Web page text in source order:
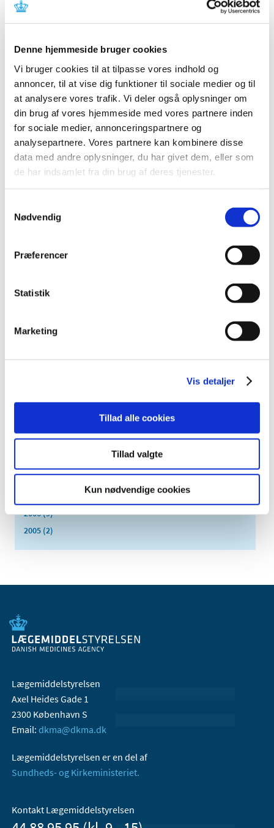
Denne hjemmeside bruger cookies
Vi bruger cookies til at tilpasse vores indhold og
annoncer, til at vise dig funktioner til sociale medier og til
at analysere vores trafik. Vi deler også oplysninger om
din brug af vores hjemmeside med vores partnere inden
for sociale medier, annonceringspartnere og
analysepartnere. Vores partnere kan kombinere disse
data med andre oplysninger, du har givet dem, eller som
de har indsamlet fra din brug af deres tjenester.
Nødvendig
Præferencer
Statistik
Marketing
Vis detaljer
Tillad alle cookies
Tillad valgte
Kun nødvendige cookies
2024 (224)
2022 (197)
2021 (516)
2020 (263)
2019 (159)
2018 (150)
2017 (167)
2016 (167)
2015 (33)
december (4)
oktober (3)
juli (2)
maj (3)
marts (10)
2008 (8)
2006 (9)
2005 (2)
Lægemiddelstyrelsen
Axel Heides Gade 1
2300 København S
Email: dkma@dkma.dk
Lægemiddelstyrelsen er en del af
Sundheds- og Kirkeministeriet.
Kontakt Lægemiddelstyrelsen